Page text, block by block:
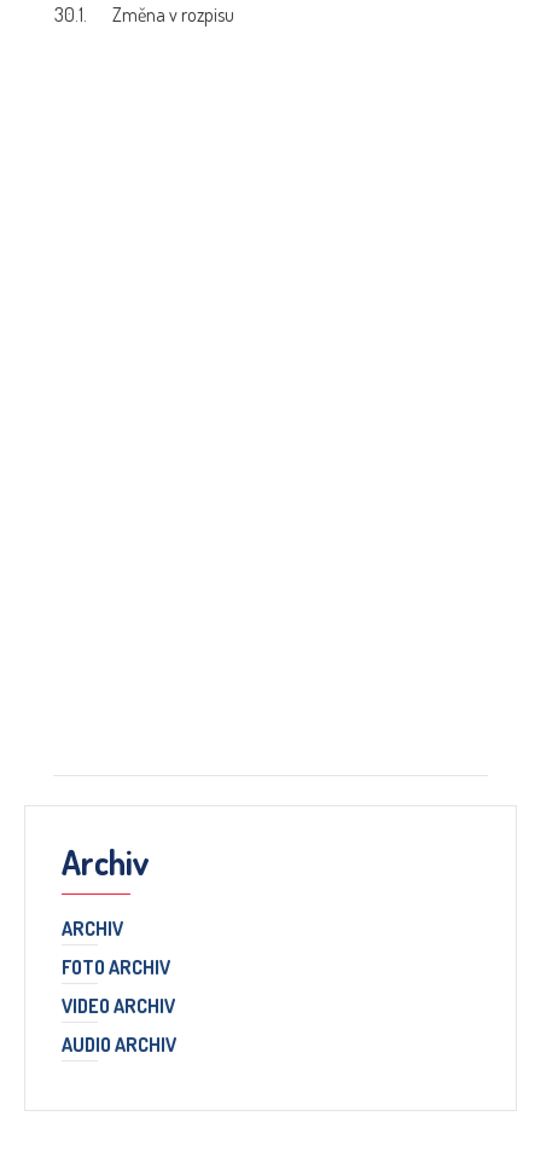
30.1. Změna v rozpisu
Archiv
ARCHIV
FOTO ARCHIV
VIDEO ARCHIV
AUDIO ARCHIV